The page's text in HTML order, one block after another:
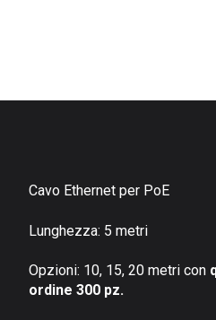
Cavo Ethernet per PoE
Lunghezza: 5 metri
Opzioni: 10, 15, 20 metri con
ordine 300 pz.